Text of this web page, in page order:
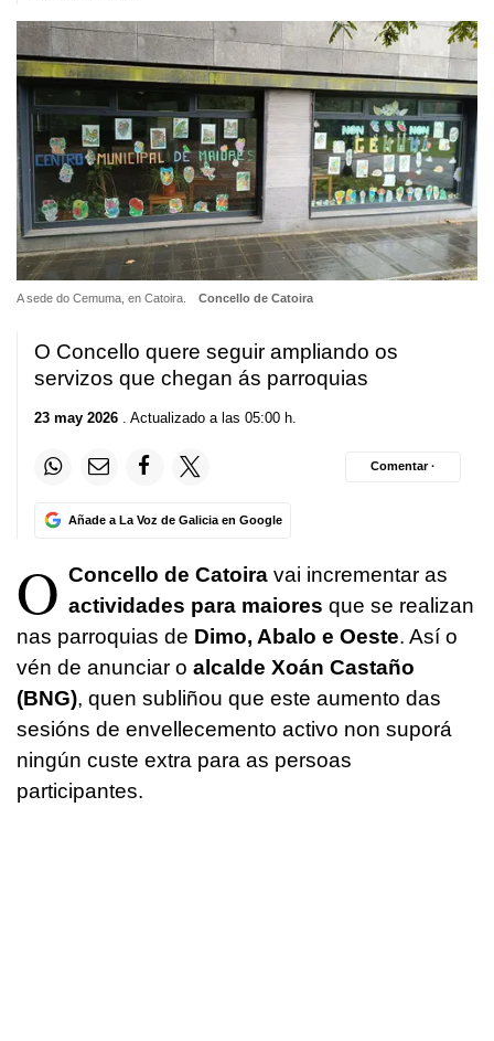
A sede do Cemuma, en Catoira. Concello de Catoira
O Concello quere seguir ampliando os
servizos que chegan ás parroquias
23 may 2026 . Actualizado a las 05:00 h.
Añade a La Voz de Galicia en Google
Comentar ·
O Concello de Catoira vai incrementar as
actividades para maiores que se realizan
nas parroquias de Dimo, Abalo e Oeste. Así o
vén de anunciar o alcalde Xoán Castaño
(BNG), quen subliñou que este aumento das
sesións de envellecemento activo non suporá
ningún custe extra para as persoas
participantes.